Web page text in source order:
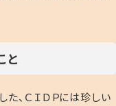
と
、ＣＩＤＰには珍しい